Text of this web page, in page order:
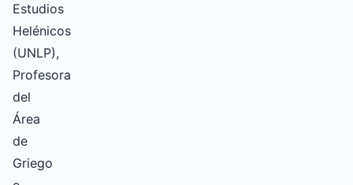
Estudios
Helénicos
(UNLP),
Profesora
del
Área
de
Griego